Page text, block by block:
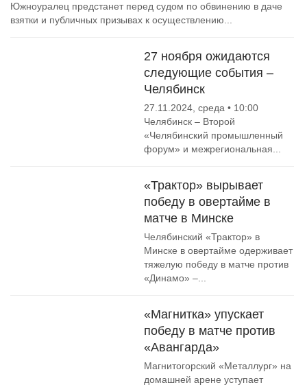
Южноуралец предстанет перед судом по обвинению в даче
взятки и публичных призывах к осуществлению...
27 ноября ожидаются
следующие события –
Челябинск
27.11.2024, среда • 10:00
Челябинск – Второй
«Челябинский промышленный
форум» и межрегиональная...
«Трактор» вырывает
победу в овертайме в
матче в Минске
Челябинский «Трактор» в
Минске в овертайме одерживает
тяжелую победу в матче против
«Динамо» –...
«Магнитка» упускает
победу в матче против
«Авангарда»
Магнитогорский «Металлург» на
домашней арене уступает